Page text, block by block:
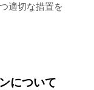
適切な措置を
について